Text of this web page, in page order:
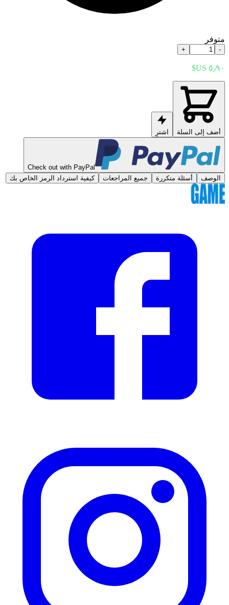
متوفر
-
+
أضف إلى السلة اشترِ
Check out with PayPal
الوصف
أسئلة متكررة جميع المراجعات كيفية استرداد الرمز الخاص بك